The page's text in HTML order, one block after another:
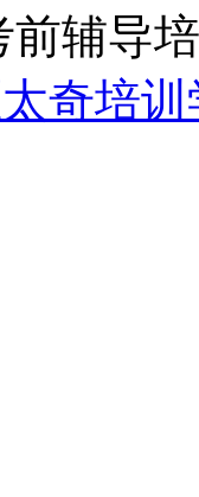
辅导
奇培训